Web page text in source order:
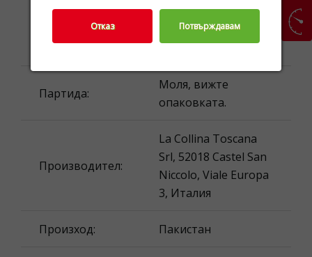
Номинално
количество
(тегло):
0.61 кг. ℮
Партида:
Моля, вижте
опаковката.
Производител:
La Collina Toscana
Srl, 52018 Castel San
Niccolo, Viale Europa
3, Италия
Произход: Пакистан
Отказ Потвърждавам